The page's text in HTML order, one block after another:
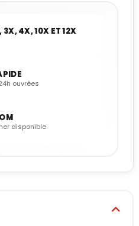
3X, 4X, 10X ET 12X
ouvrées
disponible